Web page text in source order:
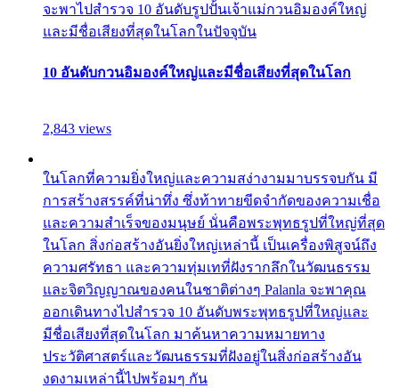
จะพาไปสำรวจ 10 อันดับรูปปั้นเจ้าแม่กวนอิมองค์ใหญ่
และมีชื่อเสียงที่สุดในโลกในปัจจุบัน
10 อันดับกวนอิมองค์ใหญ่และมีชื่อเสียงที่สุดในโลก
2,843 views
ในโลกที่ความยิ่งใหญ่และความสง่างามมาบรรจบกัน มี
การสร้างสรรค์ที่น่าทึ่ง ซึ่งท้าทายขีดจำกัดของความเชื่อ
และความสำเร็จของมนุษย์ นั่นคือพระพุทธรูปที่ใหญ่ที่สุด
ในโลก สิ่งก่อสร้างอันยิ่งใหญ่เหล่านี้ เป็นเครื่องพิสูจน์ถึง
ความศรัทธา และความทุ่มเทที่ฝังรากลึกในวัฒนธรรม
และจิตวิญญาณของคนในชาติต่างๆ Palanla จะพาคุณ
ออกเดินทางไปสำรวจ 10 อันดับพระพุทธรูปที่ใหญ่และ
มีชื่อเสียงที่สุดในโลก มาค้นหาความหมายทาง
ประวัติศาสตร์และวัฒนธรรมที่ฝังอยู่ในสิ่งก่อสร้างอัน
งดงามเหล่านี้ไปพร้อมๆ กัน